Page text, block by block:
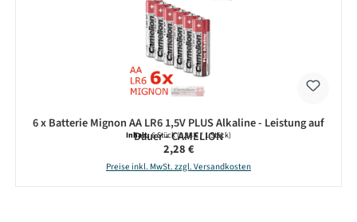
6 x Batterie Mignon AA LR6 1,5V PLUS Alkaline - Leistung auf
Dauer - CAMELION
Inhalt:6 Stück(0,38 € / 1 Stück)
Regulärer Preis:
2,28 €
Preise inkl. MwSt. zzgl. Versandkosten